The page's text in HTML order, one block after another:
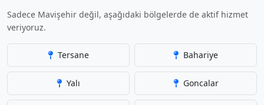
Sadece Mavişehir değil, aşağıdaki bölgelerde de aktif hizmet
veriyoruz.
Tersane Bahariye
Yalı Goncalar